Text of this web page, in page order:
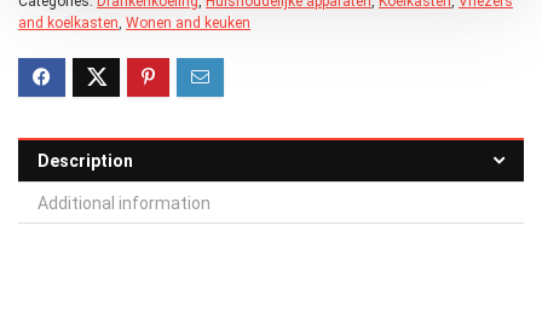
and koelkasten Wonen and keuken
Description
Additional information